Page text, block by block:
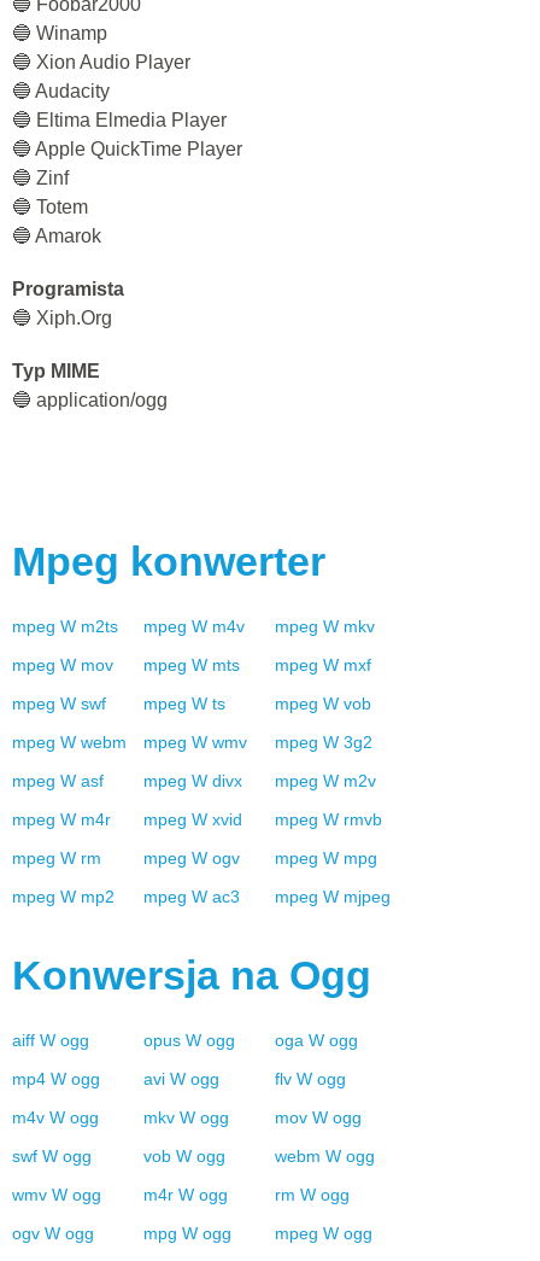
🔵 Foobar2000
🔵 Winamp
🔵 Xion Audio Player
🔵 Audacity
🔵 Eltima Elmedia Player
🔵 Apple QuickTime Player
🔵 Zinf
🔵 Totem
🔵 Amarok
Programista
🔵 Xiph.Org
Typ MIME
🔵 application/ogg
Mpeg konwerter
mpeg W m2ts mpeg W m4v mpeg W mkv
mpeg W mov mpeg W mts mpeg W mxf
mpeg W swf mpeg W ts mpeg W vob
mpeg W webm mpeg W wmv mpeg W 3g2
mpeg W asf mpeg W divx mpeg W m2v
mpeg W m4r mpeg W xvid mpeg W rmvb
mpeg W rm mpeg W ogv mpeg W mpg
mpeg W mp2 mpeg W ac3 mpeg W mjpeg
Konwersja na Ogg
aiff W ogg opus W ogg oga W ogg
mp4 W ogg avi W ogg flv W ogg
m4v W ogg mkv W ogg mov W ogg
swf W ogg vob W ogg webm W ogg
wmv W ogg m4r W ogg rm W ogg
ogv W ogg mpg W ogg mpeg W ogg